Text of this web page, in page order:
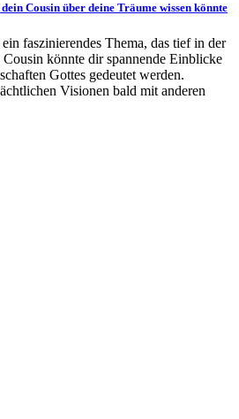
Cousin über deine Träume wissen könnte
faszinierendes Thema, das tief in der
könnte dir spannende Einblicke
Gottes gedeutet werden.
Visionen bald mit anderen